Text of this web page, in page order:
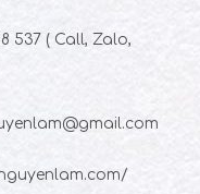
537 ( Call, Zalo,